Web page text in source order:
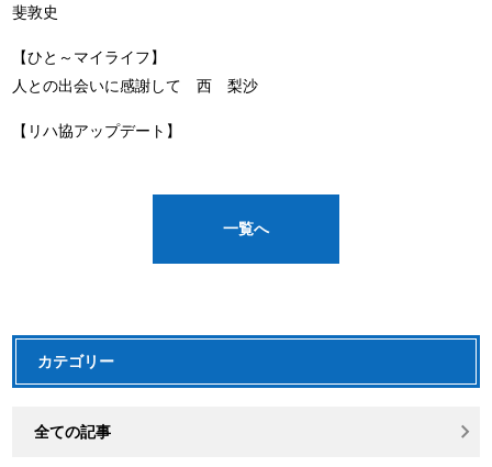
斐敦史
【ひと～マイライフ】
人との出会いに感謝して 西 梨沙
【リハ協アップデート】
一覧へ
カテゴリー
全ての記事